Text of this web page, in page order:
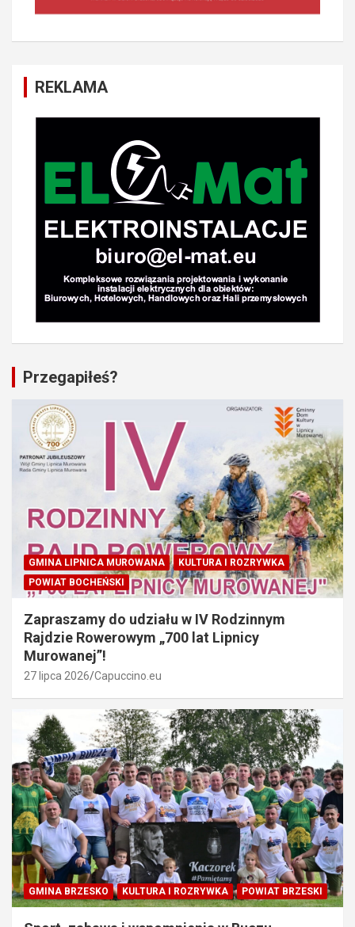
REKLAMA
Przegapiłeś?
GMINA LIPNICA MUROWANA
KULTURA I ROZRYWKA
POWIAT BOCHEŃSKI
Zapraszamy do udziału w IV Rodzinnym
Rajdzie Rowerowym „700 lat Lipnicy
Murowanej”!
27 lipca 2026 Capuccino.eu
GMINA BRZESKO KULTURA I ROZRYWKA POWIAT BRZESKI